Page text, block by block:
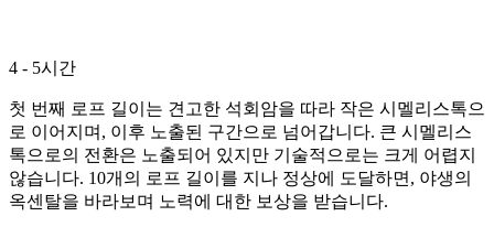
4 - 5시간
첫 번째 로프 길이는 견고한 석회암을 따라 작은 시멜리스톡으
로 이어지며, 이후 노출된 구간으로 넘어갑니다. 큰 시멜리스
톡으로의 전환은 노출되어 있지만 기술적으로는 크게 어렵지
않습니다. 10개의 로프 길이를 지나 정상에 도달하면, 야생의
옥센탈을 바라보며 노력에 대한 보상을 받습니다.